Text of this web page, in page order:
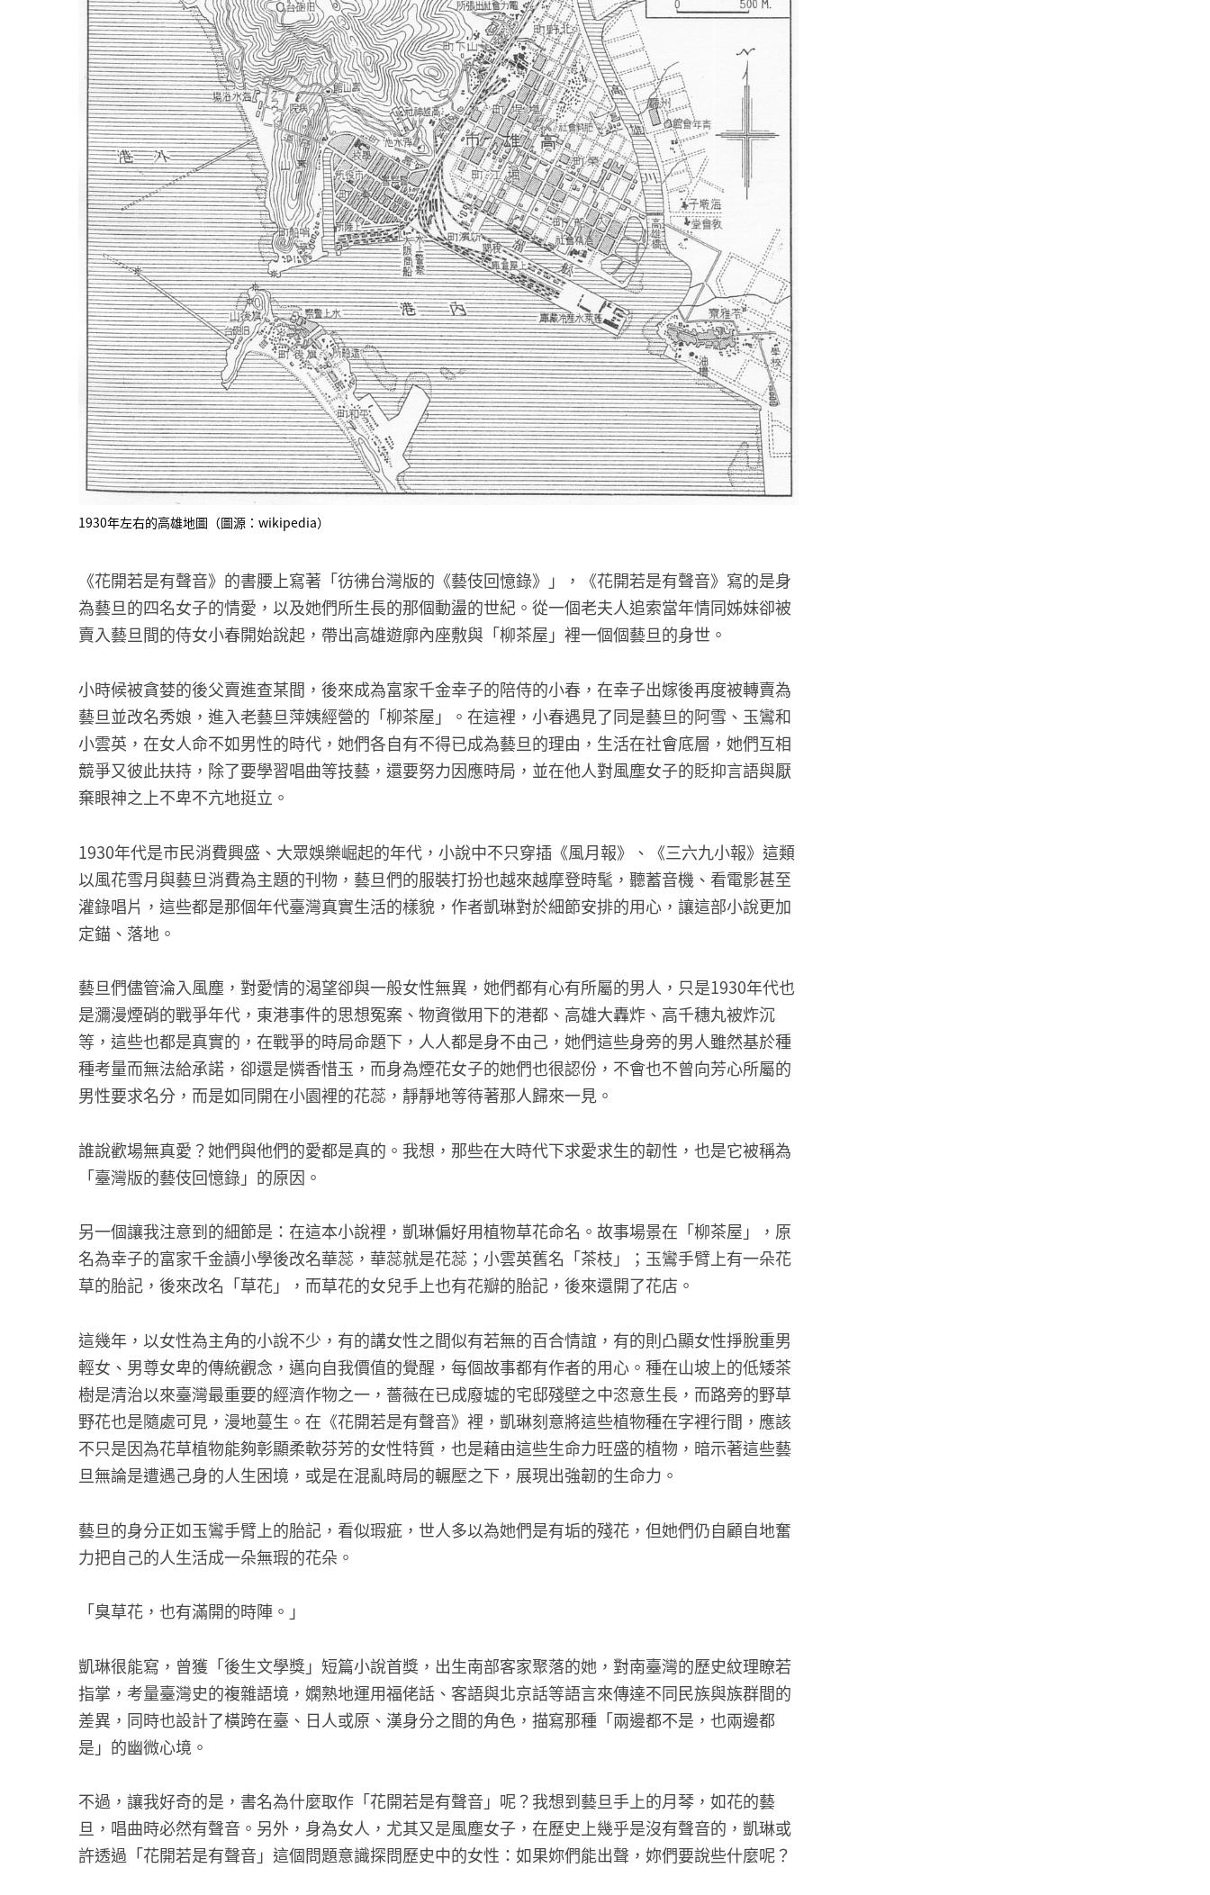
1930年左右的高雄地圖（圖源：wikipedia）
《花開若是有聲音》的書腰上寫著「彷彿台灣版的《藝伎回憶錄》」，《花開若是有聲音》寫的是身
為藝旦的四名女子的情愛，以及她們所生長的那個動盪的世紀。從一個老夫人追索當年情同姊妹卻被
賣入藝旦間的侍女小春開始說起，帶出高雄遊廓內座敷與「柳茶屋」裡一個個藝旦的身世。
小時候被貪婪的後父賣進查某間，後來成為富家千金幸子的陪侍的小春，在幸子出嫁後再度被轉賣為
藝旦並改名秀娘，進入老藝旦萍姨經營的「柳茶屋」。在這裡，小春遇見了同是藝旦的阿雪、玉鸞和
小雲英，在女人命不如男性的時代，她們各自有不得已成為藝旦的理由，生活在社會底層，她們互相
競爭又彼此扶持，除了要學習唱曲等技藝，還要努力因應時局，並在他人對風塵女子的貶抑言語與厭
棄眼神之上不卑不亢地挺立。
1930年代是市民消費興盛、大眾娛樂崛起的年代，小說中不只穿插《風月報》、《三六九小報》這類
以風花雪月與藝旦消費為主題的刊物，藝旦們的服裝打扮也越來越摩登時髦，聽蓄音機、看電影甚至
灌錄唱片，這些都是那個年代臺灣真實生活的樣貌，作者凱琳對於細節安排的用心，讓這部小說更加
定錨、落地。
藝旦們儘管淪入風塵，對愛情的渴望卻與一般女性無異，她們都有心有所屬的男人，只是1930年代也
是瀰漫煙硝的戰爭年代，東港事件的思想冤案、物資徵用下的港都、高雄大轟炸、高千穗丸被炸沉
等，這些也都是真實的，在戰爭的時局命題下，人人都是身不由己，她們這些身旁的男人雖然基於種
種考量而無法給承諾，卻還是憐香惜玉，而身為煙花女子的她們也很認份，不會也不曾向芳心所屬的
男性要求名分，而是如同開在小園裡的花蕊，靜靜地等待著那人歸來一見。
誰說歡場無真愛？她們與他們的愛都是真的。我想，那些在大時代下求愛求生的韌性，也是它被稱為
「臺灣版的藝伎回憶錄」的原因。
另一個讓我注意到的細節是：在這本小說裡，凱琳偏好用植物草花命名。故事場景在「柳茶屋」，原
名為幸子的富家千金讀小學後改名華蕊，華蕊就是花蕊；小雲英舊名「茶枝」；玉鸞手臂上有一朵花
草的胎記，後來改名「草花」，而草花的女兒手上也有花瓣的胎記，後來還開了花店。
這幾年，以女性為主角的小說不少，有的講女性之間似有若無的百合情誼，有的則凸顯女性掙脫重男
輕女、男尊女卑的傳統觀念，邁向自我價值的覺醒，每個故事都有作者的用心。種在山坡上的低矮茶
樹是清治以來臺灣最重要的經濟作物之一，薔薇在已成廢墟的宅邸殘壁之中恣意生長，而路旁的野草
野花也是隨處可見，漫地蔓生。在《花開若是有聲音》裡，凱琳刻意將這些植物種在字裡行間，應該
不只是因為花草植物能夠彰顯柔軟芬芳的女性特質，也是藉由這些生命力旺盛的植物，暗示著這些藝
旦無論是遭遇己身的人生困境，或是在混亂時局的輾壓之下，展現出強韌的生命力。
藝旦的身分正如玉鸞手臂上的胎記，看似瑕疵，世人多以為她們是有垢的殘花，但她們仍自顧自地奮
力把自己的人生活成一朵無瑕的花朵。
「臭草花，也有滿開的時陣。」
凱琳很能寫，曾獲「後生文學獎」短篇小說首獎，出生南部客家聚落的她，對南臺灣的歷史紋理瞭若
指掌，考量臺灣史的複雜語境，嫻熟地運用福佬話、客語與北京話等語言來傳達不同民族與族群間的
差異，同時也設計了橫跨在臺、日人或原、漢身分之間的角色，描寫那種「兩邊都不是，也兩邊都
是」的幽微心境。
不過，讓我好奇的是，書名為什麼取作「花開若是有聲音」呢？我想到藝旦手上的月琴，如花的藝
旦，唱曲時必然有聲音。另外，身為女人，尤其又是風塵女子，在歷史上幾乎是沒有聲音的，凱琳或
許透過「花開若是有聲音」這個問題意識探問歷史中的女性：如果妳們能出聲，妳們要說些什麼呢？